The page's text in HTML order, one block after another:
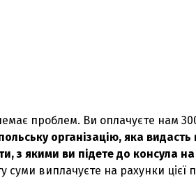
проблем. Ви оплачуєте нам
організацію, яка видасть
з якими ви підете до консула
суми виплачуєте на рахунки цієї